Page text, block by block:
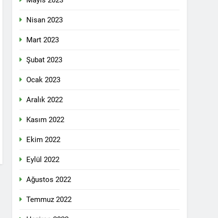
dil olsun.
47 arkadaşını saygıyla anıyoruz
li ber kolonyalîzmê netewînin bi rêzdarî
Nisan 2023
Mart 2023
Şubat 2023
Ocak 2023
Aralık 2022
Kasım 2022
Ekim 2022
Eylül 2022
Ağustos 2022
Temmuz 2022